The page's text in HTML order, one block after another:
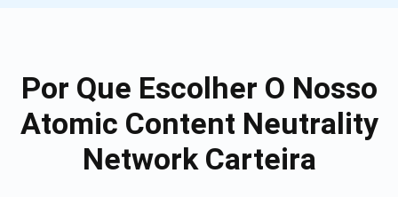
Por Que Escolher O Nosso
Atomic Content Neutrality
Network Carteira